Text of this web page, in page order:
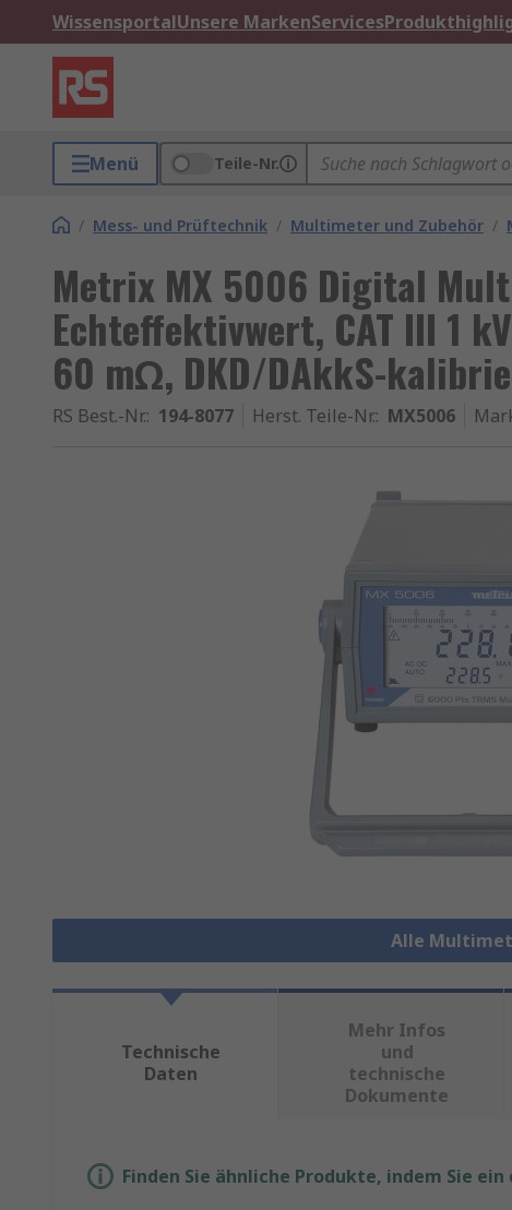
WissensportalUnsere MarkenServices
Menü Teile-Nr.
/ Mess- und Prüftechnik / Multimeter und Zubehör /
Metrix MX 5006 Digital
Echteffektivwert, CAT III 1
60 mΩ, DKD/DAkkS-
RS Best.-Nr.: 194-8077 Herst. Teile-Nr.: MX5006
Alle
Technische
Daten
Mehr Infos
und
technische
Dokumente
Finden Sie ähnliche Produkte, indem Sie